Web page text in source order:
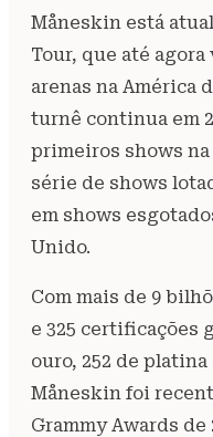
Måneskin está
Tour, que até
arenas na América
turnê continua em
primeiros shows
série de shows
em shows
Unido.
Com mais de 9
e 325 certificações
ouro, 252 de
Måneskin foi
Grammy Awards de